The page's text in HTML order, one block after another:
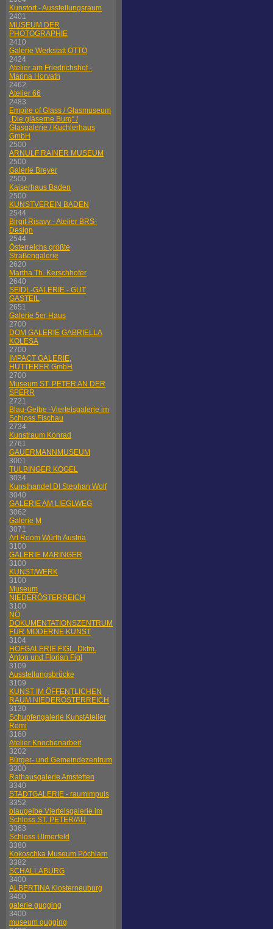
Kunstort - Ausstellungsraum
2401
MUSEUM DER
PHOTOGRAPHIE
2410
Galerie Werkstatt OTTO
2424
Atelier am Friedrichshof -
Marina Horvath
2462
Atelier 66
2483
Empire of Glass / Glasmuseum
„Die gläserne Burg“ /
Glasgalerie / Kuchlerhaus
GmbH
2500
ARNULF RAINER MUSEUM
2500
Galerie Breyer
2500
Kaiserhaus Baden
2500
KUNSTVEREIN BADEN
2544
Birgit Risavy - Atelier BRS-
Design
2544
Österreichs größte
Straßengalerie
2620
Martha Th. Kerschhofer
2640
SEIDL-GALERIE - GUT
GASTEIL
2651
Galerie 5er Haus
2700
DOM GALERIE GABRIELLA
KOLESA
2700
IMPACT GALERIE,
HUTTERER GmbH
2700
Museum ST. PETER AN DER
SPERR
2721
Blau-Gelbe -Viertelsgalerie im
Schloss Fischau
2734
Kunstraum Konrad
2761
GAUERMANNMUSEUM
3001
TULBINGER KOGEL
3034
Kunsthandel DI Stephan Wolf
3040
GALERIE AM LIEGLWEG
3062
Galerie M
3071
Art Room Würth Austria
3100
GALERIE MARINGER
3100
KUNST/WERK
3100
Museum
NIEDERÖSTERREICH
3100
NÖ
DOKUMENTATIONSZENTRUM
FÜR MODERNE KUNST
3104
HOFGALERIE FIGL, Dkfm.
Anton und Florian Figl
3109
Ausstellungsbrücke
3109
KUNST IM ÖFFENTLICHEN
RAUM NIEDERÖSTERREICH
3130
Schupfengalerie KunstAtelier
Remi
3160
Atelier Knochenarbeit
3202
Bürger- und Gemeindezentrum
3300
Rathausgalerie Amstetten
3340
STADTGALERIE - raumimpuls
3352
blaugelbe Viertelsgalerie im
Schloss ST. PETER/AU
3363
Schloss Ulmerfeld
3380
Kokoschka Museum Pöchlarn
3382
SCHALLABURG
3400
ALBERTINA Klosterneuburg
3400
galerie gugging
3400
museum gugging